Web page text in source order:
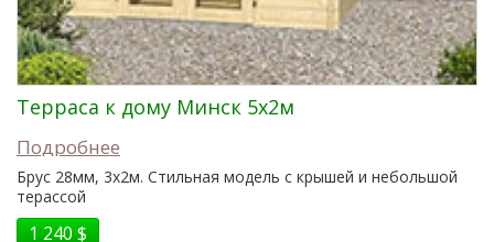
Терраса к дому Минск 5x2м
Подробнее
Брус 28мм, 3x2м. Стильная модель с крышей и небольшой
терассой
1 240 $